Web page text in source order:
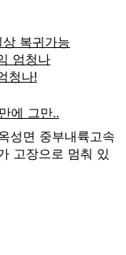
성면 중부내륙고속
고장으로 멈춰 있